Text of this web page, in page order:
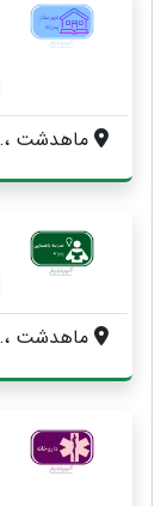
ماهدشت ، بلوار امام خميني ، انتهاي خيابان مهران
ماهدشت ، خيابان نصر